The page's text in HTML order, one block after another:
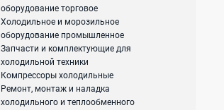
оборудование торговое
Холодильное и морозильное
оборудование промышленное
Запчасти и комплектующие для
холодильной техники
Компрессоры холодильные
Ремонт, монтаж и наладка
холодильного и теплообменного